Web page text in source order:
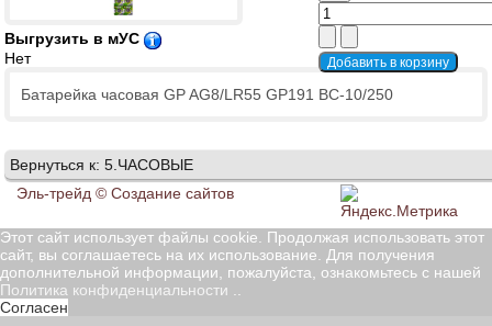
Выгрузить в мУС
Нет
Батарейка часовая GP AG8/LR55 GP191 BC-10/250
Вернуться к: 5.ЧАСОВЫЕ
Эль-трейд © Создание сайтов
Этот сайт использует файлы cookie. Продолжая использовать этот
сайт, вы соглашаетесь на их использование. Для получения
дополнительной информации, пожалуйста, ознакомьтесь с нашей
Политика конфиденциальности
Согласен